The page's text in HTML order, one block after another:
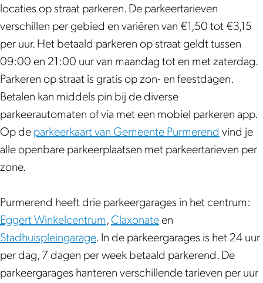
locaties op straat parkeren. De parkeertarieven
verschillen per gebied en variëren van €1,50 tot €3,15
per uur. Het betaald parkeren op straat geldt tussen
09:00 en 21:00 uur van maandag tot en met zaterdag.
Parkeren op straat is gratis op zon- en feestdagen.
Betalen kan middels pin bij de diverse
parkeerautomaten of via met een mobiel parkeren app.
Op de parkeerkaart van Gemeente Purmerend vind je
alle openbare parkeerplaatsen met parkeertarieven per
zone.
Purmerend heeft drie parkeergarages in het centrum:
Eggert Winkelcentrum,Claxonateen
Stadhuispleingarage. In de parkeergarages is het 24 uur
per dag, 7 dagen per week betaald parkerend. De
parkeergarages hanteren verschillende tarieven per uur